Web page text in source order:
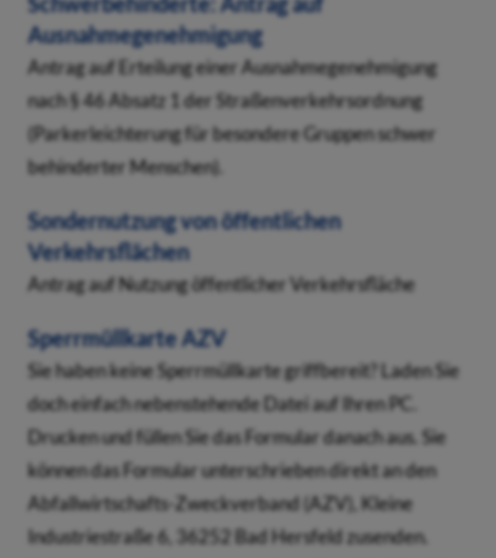
Ausnahmegenehmigung
Antrag auf Erteilung einer Ausnahmegenehmigung
nach § 46 Absatz 1 der Straßenverkehrsordnung
(Parkerleichterung für besondere Gruppen schwer
behinderter Menschen).
Sondernutzung von öffentlichen
Verkehrsflächen
Antrag auf Nutzung öffentlicher Verkehrsfläche
Sperrmüllkarte AZV
Sie haben keine Sperrmüllkarte griffbereit? Laden Sie
doch einfach nebenstehende Datei auf Ihren PC.
Drucken und füllen Sie das Formular danach aus. Sie
können das Formular unterschrieben direkt an den
Abfallwirtschafts-Zweckverband (AZV), Kleine
Industriestraße 6, 36252 Bad Hersfeld zusenden.